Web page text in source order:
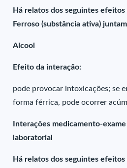
Há relatos dos seguintes
Ferroso (substância ativa)
Alcool
Efeito da interação:
pode provocar intoxicações; se
forma férrica, pode ocorrer
Interações medicamento-
laboratorial
Há relatos dos seguintes